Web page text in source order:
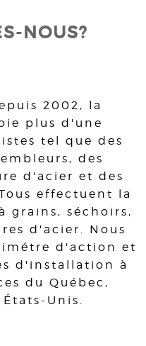
NOUS?
2002, la
plus d'une
tel que des
des
d'acier et des
effectuent la
grains, séchoirs,
d'acier. Nous
d'action et
d'installation à
du Québec,
Unis.